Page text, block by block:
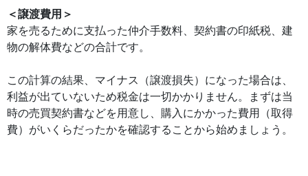
＜譲渡費用＞
家を売るために支払った仲介手数料、契約書の印紙税、建
物の解体費などの合計です。
この計算の結果、マイナス（譲渡損失）になった場合は、
利益が出ていないため税金は一切かかりません。まずは当
時の売買契約書などを用意し、購入にかかった費用（取得
費）がいくらだったかを確認することから始めましょう。